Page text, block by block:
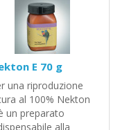
E 70 g
una riproduzione
al 100% Nekton
un preparato
alla